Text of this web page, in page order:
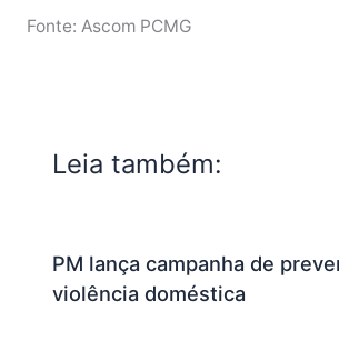
Fonte: Ascom PCMG
Leia também:
PM lança campanha de
violência doméstica